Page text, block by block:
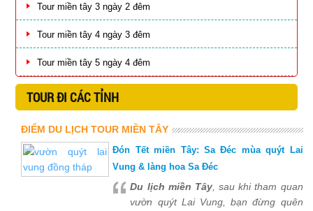
Tour miền tây 3 ngày 2 đêm
Tour miền tây 4 ngày 3 đêm
Tour miền tây 5 ngày 4 đêm
TOUR ĐI CÁC TỈNH
ĐIỂM DU LỊCH TOUR MIỀN TÂY
Đón Tết miền Tây: Sa Đéc mùa quýt Lai
Vung & làng hoa Sa Đéc
Du lịch miền Tây, sau khi tham quan
vườn quýt Lai Vung, bạn đừng quên